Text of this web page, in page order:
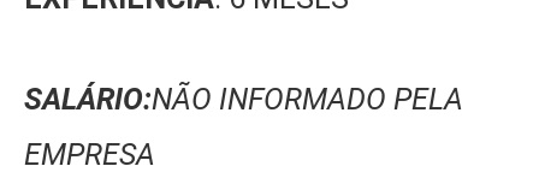
SALÁRIO:NÃO INFORMADO PELA
EMPRESA